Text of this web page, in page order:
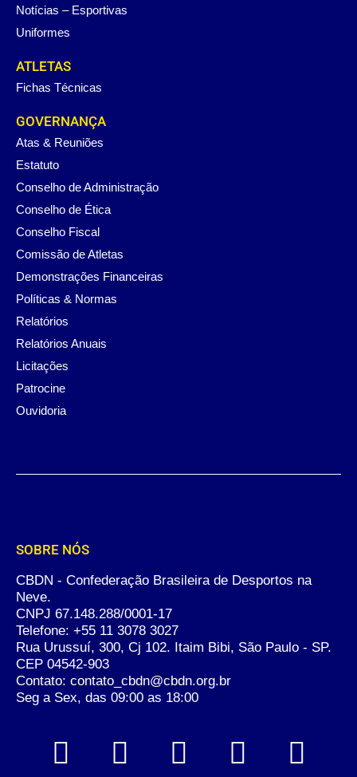
Notícias – Esportivas
Uniformes
ATLETAS
Fichas Técnicas
GOVERNANÇA
Atas & Reuniões
Estatuto
Conselho de Administração
Conselho de Ética
Conselho Fiscal
Comissão de Atletas
Demonstrações Financeiras
Políticas & Normas
Relatórios
Relatórios Anuais
Licitações
Patrocine
Ouvidoria
SOBRE NÓS
CBDN - Confederação Brasileira de Desportos na
Neve.
CNPJ 67.148.288/0001-17
Telefone: +55 11 3078 3027
Rua Urussuí, 300, Cj 102. Itaim Bibi, São Paulo - SP.
CEP 04542-903
Contato: contato_cbdn@cbdn.org.br
Seg a Sex, das 09:00 as 18:00